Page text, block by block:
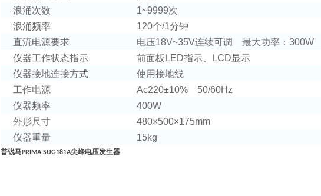
浪涌次数
1~9999次
浪涌频率
120个/1分钟
直流电源要求
电压18V~35V连续可调 最大功率： 300W
仪器工作状态指示
前面板 LED指示、 LCD显示
仪器接地连接方式
使用接地线
工作电源
Ac220±10% 50/60Hz
仪器频率
400W
外形尺寸
480×500×175mm
仪器重量
15kg
普锐马 PRIMA SUG181A尖峰电压发生器